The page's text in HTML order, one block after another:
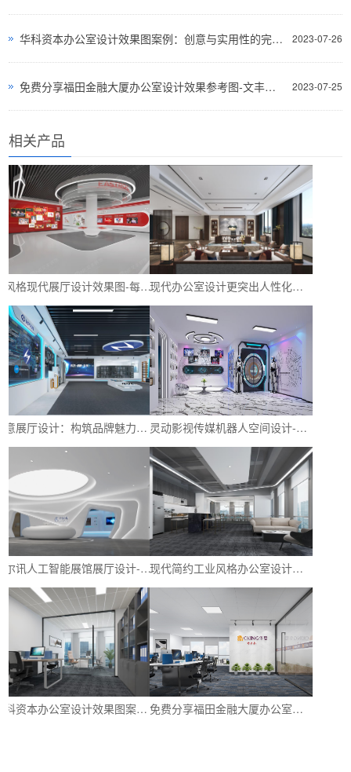
2023-07-26
华科资本办公室设计效果图案例：创意与实用性的完美结合
2023-07-25
免费分享福田金融大厦办公室设计效果参考图-文丰装饰公司
相关产品
多风格现代展厅设计效果图-每种都是独特的设计风格-深圳文丰装饰 现代办公室设计更突出人性化设计-让员工体会到上班的快乐与舒适-深圳文丰装饰
创意展厅设计：构筑品牌魅力与创新氛围-深圳文丰装饰 灵动影视传媒机器人空间设计-探寻神秘的影视展厅-深圳文丰装饰
立尔讯人工智能展馆展厅设计-以科技增强品牌形象-深圳文丰装饰 现代简约工业风格办公室设计｜创造舒适、时尚和高效的工作环境-深圳文丰装饰
华科资本办公室设计效果图案例：创意与实用性的完美结合 免费分享福田金融大厦办公室设计效果参考图-文丰装饰公司